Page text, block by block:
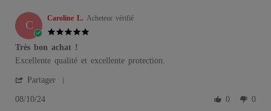
C Caroline L. Acheteur vérifié
Très bon achat !
Review by Caroline L. on 10 Aug 2024
review stating Très bon achat !
Excellente qualité et excellente protection.
Partager
08/10/24 0 0